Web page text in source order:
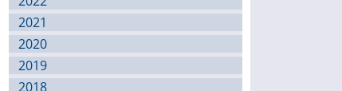
2021
2020
2019
2018